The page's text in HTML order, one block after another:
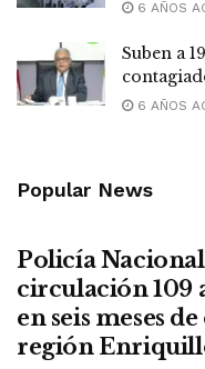
6 AÑOS
Suben a
6 AÑOS
Popular News
Policía Nacional
circulación 109
en seis meses
región